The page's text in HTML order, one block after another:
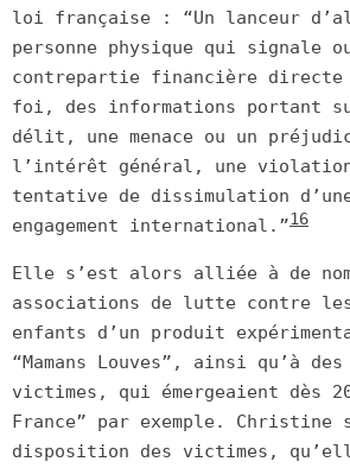
loi française : “Un lanceur
personne physique qui signale
contrepartie financière directe
foi, des informations portant
délit, une menace ou un
l’intérêt général, une
tentative de dissimulation
engagement international.”16
Elle s’est alors alliée à de
associations de lutte contre les
enfants d’un produit
“Mamans Louves”, ainsi qu’à
victimes, qui émergeaient dès
France” par exemple.
disposition des victimes,